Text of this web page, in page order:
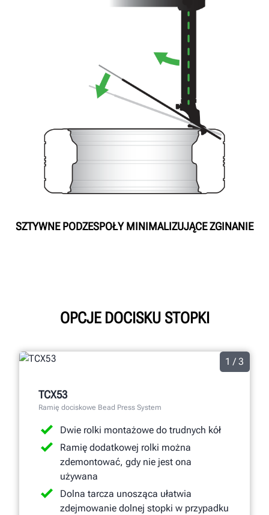
SZTYWNE PODZESPOŁY MINIMALIZUJĄCE ZGINANIE
OPCJE DOCISKU STOPKI
1 / 3
TCX53
Ramię dociskowe Bead Press System
Dwie rolki montażowe do trudnych kół
Ramię dodatkowej rolki można
zdemontować, gdy nie jest ona
używana
Dolna tarcza unosząca ułatwia
zdejmowanie dolnej stopki w przypadku